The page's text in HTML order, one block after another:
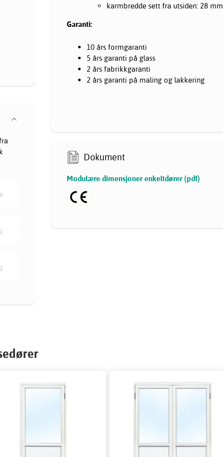
karmbredde sett fra utsiden: 28 mm
Garanti:
10 års formgaranti
5 års garanti på glass
2 års fabrikkgaranti
2 års garanti på maling og lakkering
Dokument
Modulære dimensjoner enkeltdører (pdf)